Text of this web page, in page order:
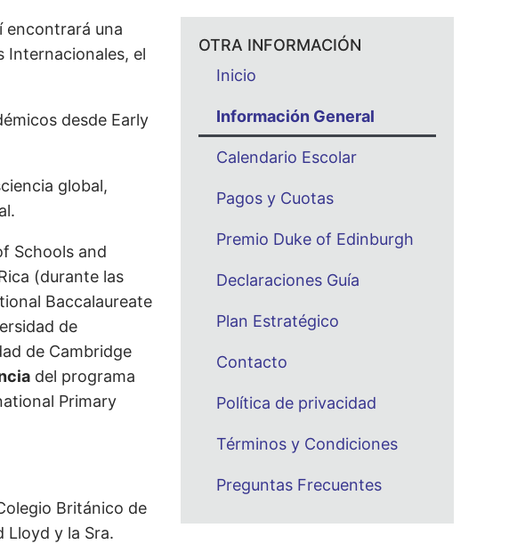
encontrará una
Internacionales, el
desde Early
global,
Schools and
(durante las
Baccalaureate
de
de Cambridge
del programa
Primary
Británico de
Lloyd y la Sra.
OTRA INFORMACIÓN
Inicio
Información General
Calendario Escolar
Pagos y Cuotas
Premio Duke of Edinburgh
Declaraciones Guía
Plan Estratégico
Contacto
Política de privacidad
Términos y Condiciones
Preguntas Frecuentes